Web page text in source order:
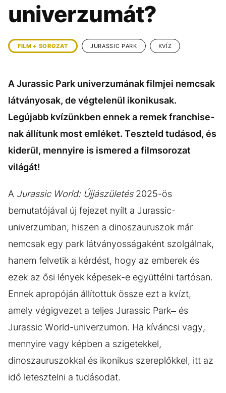
KÖZÉLET UTAZÁS
ÉLETMÓD DESIGN
BESZÉLGETÉSEK ARCOK
GASZTRO
univerzumát?
FILM + SOROZAT JURASSIC PARK KVÍZ
A Jurassic Park univerzumának filmjei nemcsak
látványosak, de végtelenül ikonikusak.
Legújabb kvízünkben ennek a remek franchise-
nak állítunk most emléket. Teszteld tudásod, és
kiderül, mennyire is ismered a filmsorozat
világát!
A Jurassic World: Újjászületés2025-ös
bemutatójával új fejezet nyílt a Jurassic-
univerzumban, hiszen a dinoszauruszok már
nemcsak egy park látványosságaként szolgálnak,
hanem felvetik a kérdést, hogy az emberek és
ezek az ősi lények képesek-e együttélni tartósan.
Ennek apropóján állítottuk össze ezt a kvízt,
amely végigvezet a teljes Jurassic Park– és
Jurassic World-univerzumon. Ha kíváncsi vagy,
mennyire vagy képben a szigetekkel,
dinoszauruszokkal és ikonikus szereplőkkel, itt az
idő letesztelni a tudásodat.